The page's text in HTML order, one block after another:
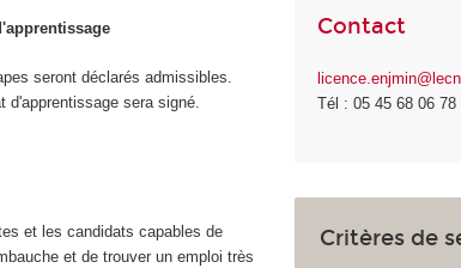
seront déclarés admissibles.
sera signé.
et les candidats capables de
et de trouver un emploi très
Contact
Tél : 05 45 68 06 78
Critères de